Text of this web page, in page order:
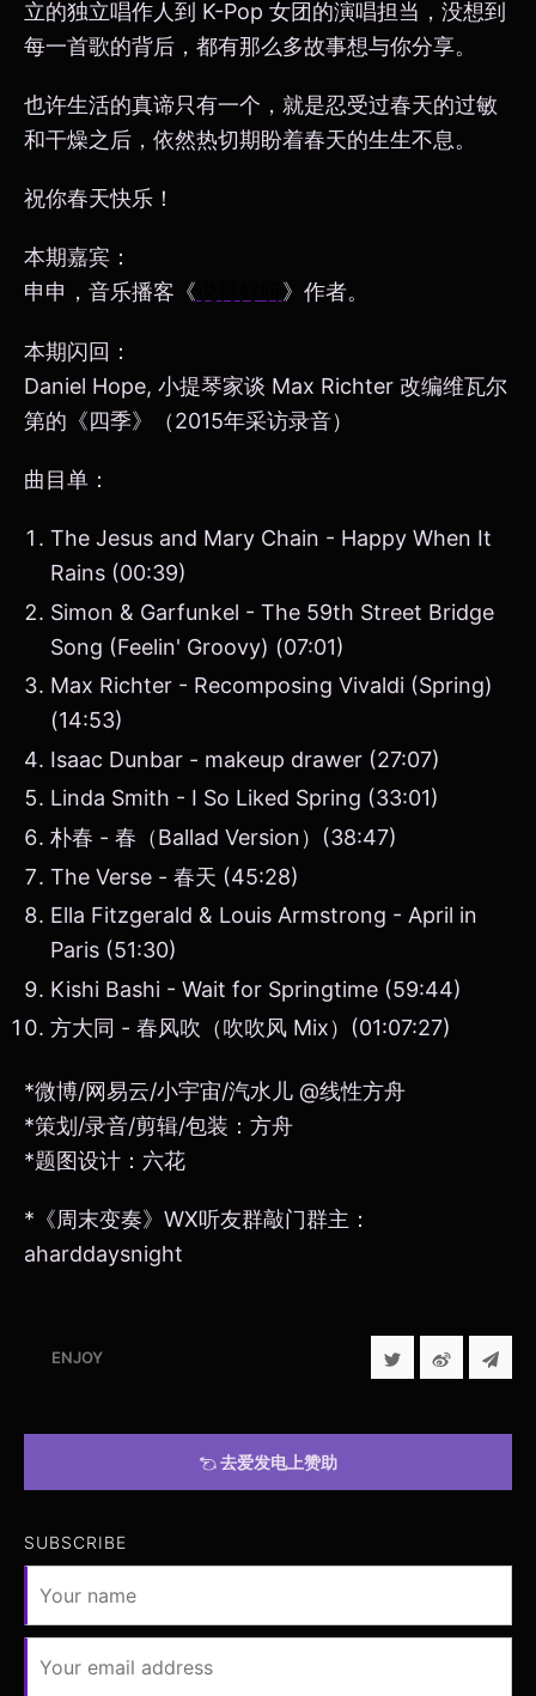
立的独立唱作人到 K-Pop 女团的演唱担当，没想到
每一首歌的背后，都有那么多故事想与你分享。
也许生活的真谛只有一个，就是忍受过春天的过敏
和干燥之后，依然热切期盼着春天的生生不息。
祝你春天快乐！
本期嘉宾：
申申，音乐播客《
》作者。
本期闪回：
Daniel Hope, 小提琴家谈 Max Richter 改编维瓦尔
第的《四季》（2015年采访录音）
曲目单：
The Jesus and Mary Chain - Happy When It
Rains (00:39)
Simon & Garfunkel - The 59th Street Bridge
Song (Feelin' Groovy) (07:01)
Max Richter - Recomposing Vivaldi (Spring)
(14:53)
Isaac Dunbar - makeup drawer (27:07)
Linda Smith - I So Liked Spring (33:01)
朴春 - 春（Ballad Version）(38:47)
The Verse - 春天 (45:28)
Ella Fitzgerald & Louis Armstrong - April in
Paris (51:30)
Kishi Bashi - Wait for Springtime (59:44)
方大同 - 春风吹（吹吹风 Mix）(01:07:27)
*微博/网易云/小宇宙/汽水儿 @线性方舟
*策划/录音/剪辑/包装：方舟
*题图设计：六花
*《周末变奏》WX听友群敲门群主：
aharddaysnight
ENJOY
去爱发电上赞助
SUBSCRIBE